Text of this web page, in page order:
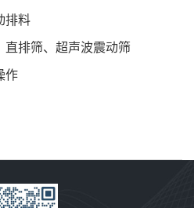
排料
排筛、超声波震动筛
作